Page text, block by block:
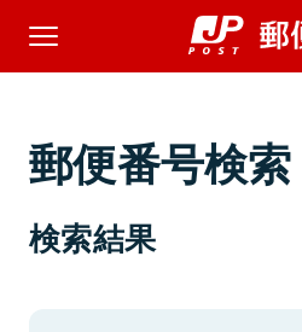
郵便番号検索
検索結果